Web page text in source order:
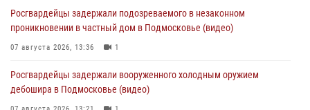
Росгвардейцы задержали подозреваемого в незаконном
проникновении в частный дом в Подмосковье (видео)
07 августа 2026, 13:36 1
Росгвардейцы задержали вооруженного холодным оружием
дебошира в Подмосковье (видео)